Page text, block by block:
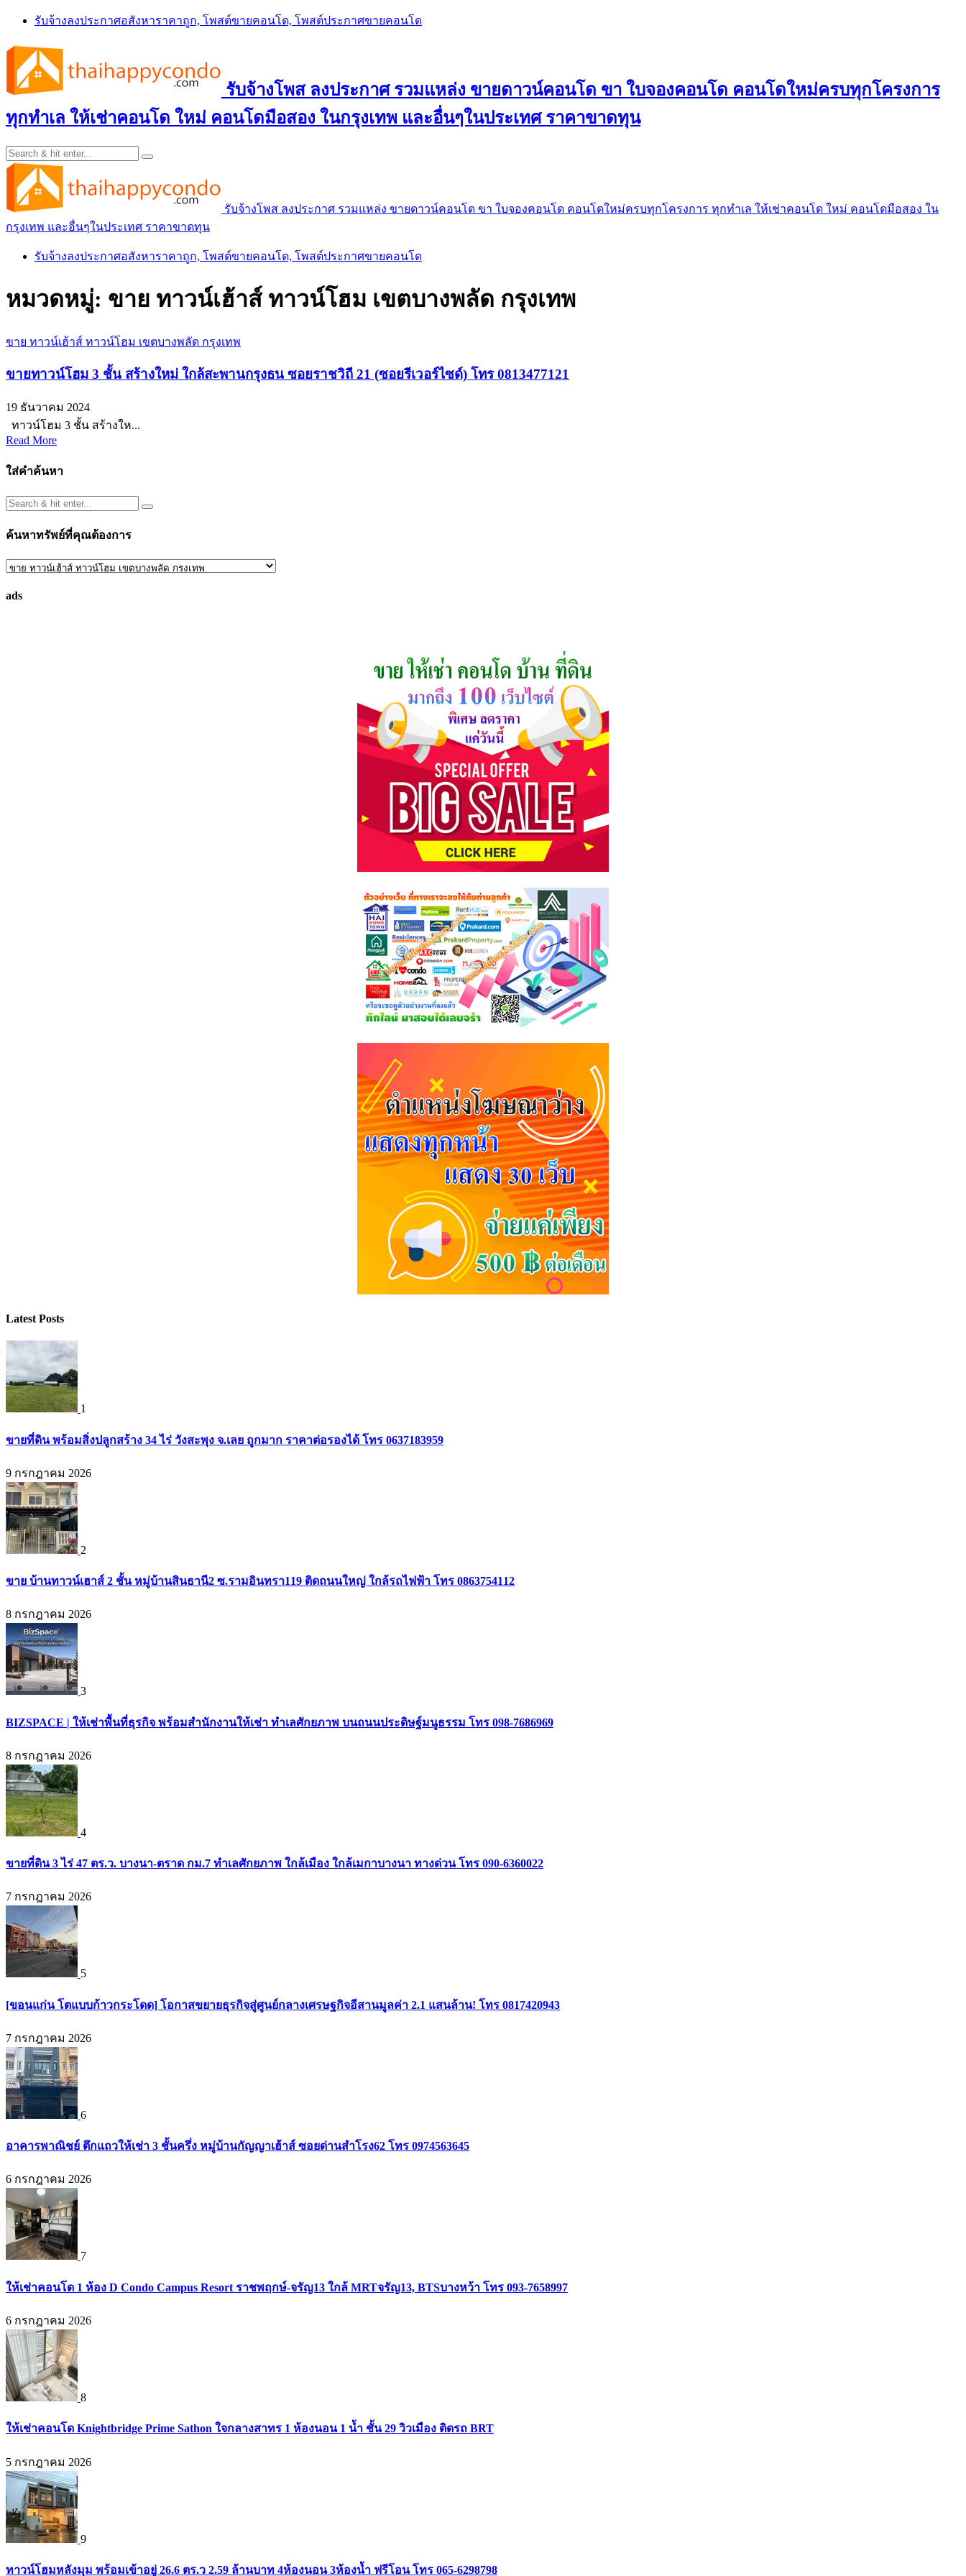
Skip
content
รับจ้างลงประกาศอสังหาราคาถูก, โพสต์ขายคอนโด, โพสต์ประกาศขายคอนโด
รับจ้างโพส ลงประกาศ รวมแหล่ง ขายดาวน์คอนโด ขา ใบจองคอนโด คอนโดใหม่ครบทุกโครงการ
ทุกทำเล ให้เช่าคอนโด ใหม่ คอนโดมือสอง ในกรุงเทพ และอื่นๆในประเทศ ราคาขาดทุน
รับจ้างโพส ลงประกาศ รวมแหล่ง ขายดาวน์คอนโด ขา ใบจองคอนโด คอนโดใหม่ครบทุกโครงการ ทุกทำเล ให้เช่าคอนโด ใหม่ คอนโดมือสอง ใน
กรุงเทพ และอื่นๆในประเทศ ราคาขาดทุน
รับจ้างลงประกาศอสังหาราคาถูก, โพสต์ขายคอนโด, โพสต์ประกาศขายคอนโด
หมวดหมู่: ขาย ทาวน์เฮ้าส์ ทาวน์โฮม เขตบางพลัด กรุงเทพ
ขาย ทาวน์เฮ้าส์ ทาวน์โฮม เขตบางพลัด กรุงเทพ
ขายทาวน์โฮม 3 ชั้น สร้างใหม่ ใกล้สะพานกรุงธน ซอยราชวิถี 21 (ซอยรีเวอร์ไซด์) โทร 0813477121
19 ธันวาคม 2024
ทาวน์โฮม 3 ชั้น สร้างให...
Read More
ใส่คำค้นหา
ค้นหาทรัพย์ที่คุณต้องการ
ค้นหา
ที่
ads
Latest Posts
1
ขายที่ดิน พร้อมสิ่งปลูกสร้าง 34 ไร่ วังสะพุง จ.เลย ถูกมาก ราคาต่อรองได้ โทร 0637183959
9 กรกฎาคม 2026
2
ขาย บ้านทาวน์เฮาส์ 2 ชั้น หมู่บ้านสินธานี2 ซ.รามอินทรา119 ติดถนนใหญ่ ใกล้รถไฟฟ้า โทร 0863754112
8 กรกฎาคม 2026
3
BIZSPACE | ให้เช่าพื้นที่ธุรกิจ พร้อมสำนักงานให้เช่า ทำเลศักยภาพ บนถนนประดิษฐ์มนูธรรม โทร 098-7686969
8 กรกฎาคม 2026
4
ขายที่ดิน 3 ไร่ 47 ตร.ว. บางนา-ตราด กม.7 ทำเลศักยภาพ ใกล้เมือง ใกล้เมกาบางนา ทางด่วน โทร 090-6360022
7 กรกฎาคม 2026
5
[ขอนแก่น โตแบบก้าวกระโดด] โอกาสขยายธุรกิจสู่ศูนย์กลางเศรษฐกิจอีสานมูลค่า 2.1 แสนล้าน! โทร 0817420943
7 กรกฎาคม 2026
6
อาคารพาณิชย์ ตึกแถวให้เช่า 3 ชั้นครึ่ง หมู่บ้านกัญญาเฮ้าส์ ซอยด่านสำโรง62 โทร 0974563645
6 กรกฎาคม 2026
7
ให้เช่าคอนโด 1 ห้อง D Condo Campus Resort ราชพฤกษ์-จรัญ13 ใกล้ MRTจรัญ13, BTSบางหว้า โทร 093-7658997
6 กรกฎาคม 2026
8
ให้เช่าคอนโด Knightbridge Prime Sathon ใจกลางสาทร 1 ห้องนอน 1 น้ำ ชั้น 29 วิวเมือง ติดรถ BRT
5 กรกฎาคม 2026
9
ทาวน์โฮมหลังมุม พร้อมเข้าอยู่ 26.6 ตร.ว 2.59 ล้านบาท 4ห้องนอน 3ห้องน้ำ ฟรีโอน โทร 065-6298798